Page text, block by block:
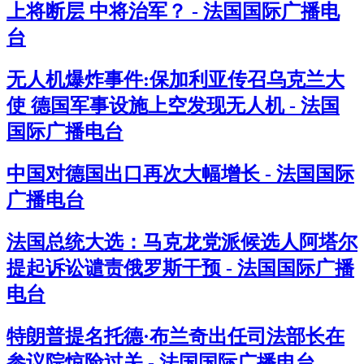
上将断层 中将治军？ - 法国国际广播电
台
无人机爆炸事件:保加利亚传召乌克兰大
使 德国军事设施上空发现无人机 - 法国
国际广播电台
中国对德国出口再次大幅增长 - 法国国际
广播电台
法国总统大选：马克龙党派候选人阿塔尔
提起诉讼谴责俄罗斯干预 - 法国国际广播
电台
特朗普提名托德·布兰奇出任司法部长在